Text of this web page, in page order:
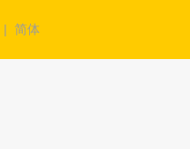
| 简体